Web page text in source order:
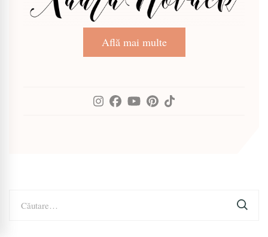
Află mai multe
după: